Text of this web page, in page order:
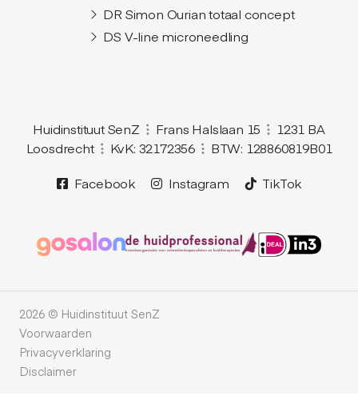
DR Simon Ourian totaal concept
DS V-line microneedling
Huidinstituut SenZ Frans Halslaan 15
1231 BA
Loosdrecht
KvK: 32172356
BTW: 128860819B01
Facebook
Instagram TikTok
2026 © Huidinstituut SenZ
Voorwaarden
Privacyverklaring
Disclaimer